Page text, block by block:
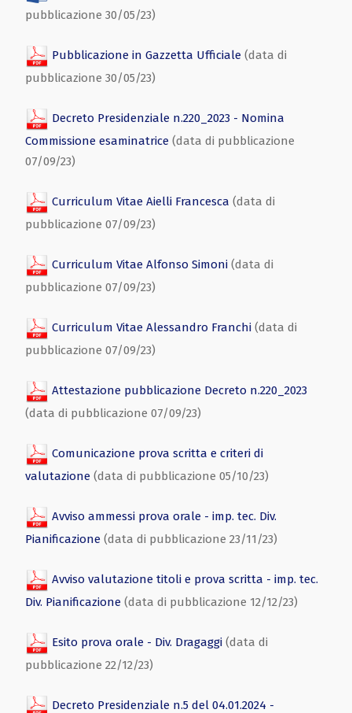
pubblicazione 30/05/23)
Pubblicazione in Gazzetta Ufficiale (data di
pubblicazione 30/05/23)
Decreto Presidenziale n.220_2023 - Nomina
Commissione esaminatrice (data di pubblicazione
07/09/23)
Curriculum Vitae Aielli Francesca (data di
pubblicazione 07/09/23)
Curriculum Vitae Alfonso Simoni (data di
pubblicazione 07/09/23)
Curriculum Vitae Alessandro Franchi (data di
pubblicazione 07/09/23)
Attestazione pubblicazione Decreto n.220_2023
(data di pubblicazione 07/09/23)
Comunicazione prova scritta e criteri di
valutazione (data di pubblicazione 05/10/23)
Avviso ammessi prova orale - imp. tec. Div.
Pianificazione (data di pubblicazione 23/11/23)
Avviso valutazione titoli e prova scritta - imp. tec.
Div. Pianificazione (data di pubblicazione 12/12/23)
Esito prova orale - Div. Dragaggi (data di
pubblicazione 22/12/23)
Decreto Presidenziale n.5 del 04.01.2024 -